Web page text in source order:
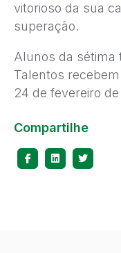
vitorioso da sua
superação.
Alunos da sétima
Talentos
24 de fevereiro
Compartilhe